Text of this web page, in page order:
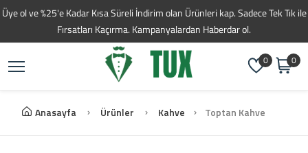
Üye ol ve %25'e Kadar Kısa Süreli İndirim olan Ürünleri kap. Sadece Tek Tık ile
Fırsatları Kaçırma. Kampanyalardan Haberdar ol.
0 0
Anasayfa Ürünler Kahve Toptan Kahve